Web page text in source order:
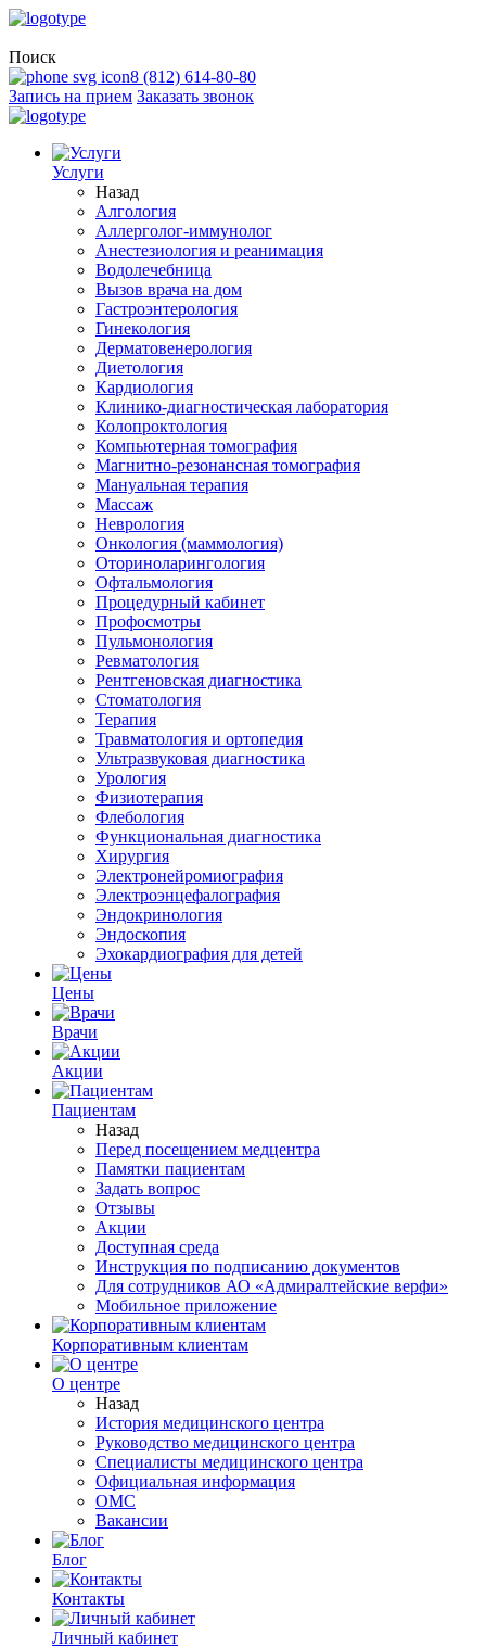
Поиск
8 (812) 614-80-80
Запись на прием Заказать звонок
Услуги
Назад
Алгология
Аллерголог-иммунолог
Анестезиология и реанимация
Водолечебница
Вызов врача на дом
Гастроэнтерология
Гинекология
Дерматовенерология
Диетология
Кардиология
Клинико-диагностическая лаборатория
Колопроктология
Компьютерная томография
Магнитно-резонансная томография
Мануальная терапия
Массаж
Неврология
Онкология (маммология)
Оториноларингология
Офтальмология
Процедурный кабинет
Профосмотры
Пульмонология
Ревматология
Рентгеновская диагностика
Стоматология
Терапия
Травматология и ортопедия
Ультразвуковая диагностика
Урология
Физиотерапия
Флебология
Функциональная диагностика
Хирургия
Электронейромиография
Электроэнцефалография
Эндокринология
Эндоскопия
Эхокардиография для детей
Цены
Врачи
Акции
Пациентам
Назад
Перед посещением медцентра
Памятки пациентам
Задать вопрос
Отзывы
Акции
Доступная среда
Инструкция по подписанию документов
Для сотрудников АО «Адмиралтейские верфи»
Мобильное приложение
Корпоративным клиентам
О центре
Назад
История медицинского центра
Руководство медицинского центра
Специалисты медицинского центра
Официальная информация
ОМС
Вакансии
Блог
Контакты
Личный кабинет